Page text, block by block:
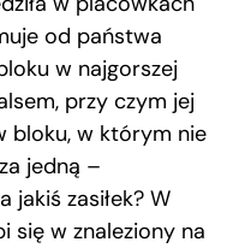
od państwa
w najgorszej
przy czym jej
bloku, w którym nie
jedną –
jakiś zasiłek? W
się w znaleziony na